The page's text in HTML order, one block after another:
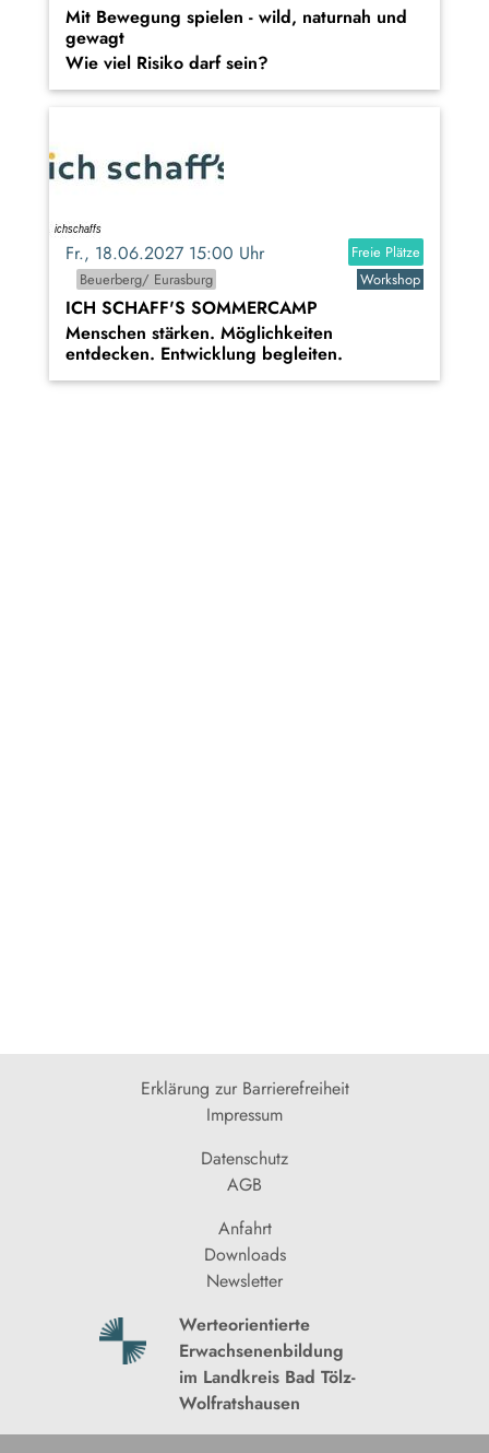
Mit Bewegung spielen - wild, naturnah und
gewagt
Wie viel Risiko darf sein?
Fr., 18.06.2027 15:00 Uhr
Freie Plätze
Beuerberg/ Eurasburg
Workshop
ICH SCHAFF'S SOMMERCAMP
Menschen stärken. Möglichkeiten
entdecken. Entwicklung begleiten.
Erklärung zur Barrierefreiheit
Impressum
Datenschutz
AGB
Anfahrt
Downloads
Newsletter
Werteorientierte
Erwachsenenbildung
im Landkreis Bad Tölz-
Wolfratshausen